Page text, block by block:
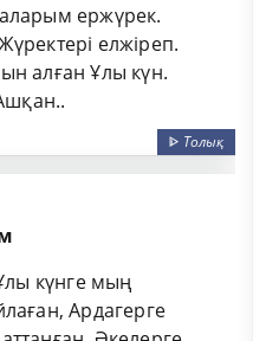
ержүрек.
елжіреп.
алған Ұлы күн.
ᐈ Толық
күнге мың
Ардагерге